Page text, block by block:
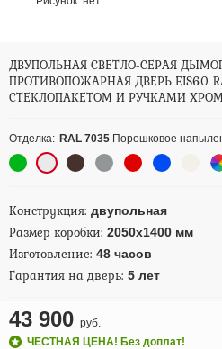
ДВУПОЛЬНАЯ СВЕТЛО-СЕРАЯ
ПРОТИВОПОЖАРНАЯ ДВЕРЬ EIS60
СТЕКЛОПАКЕТОМ И РУЧКАМИ ХРОМ
Отделка: RAL 7035 Порошковое
Конструкция: двупольная
Размер коробки: 2050х1400 мм
Изготовление: 48 часов
Гарантия на дверь: 5 лет
43 900 руб.
ЧЕСТНАЯ ЦЕНА! Без доплат!